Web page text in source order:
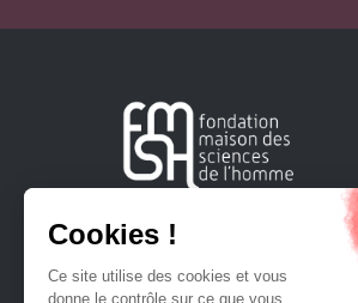
Créée en 1963, la Fondation
soutient la recherche et la
sciences humaines et sociales.